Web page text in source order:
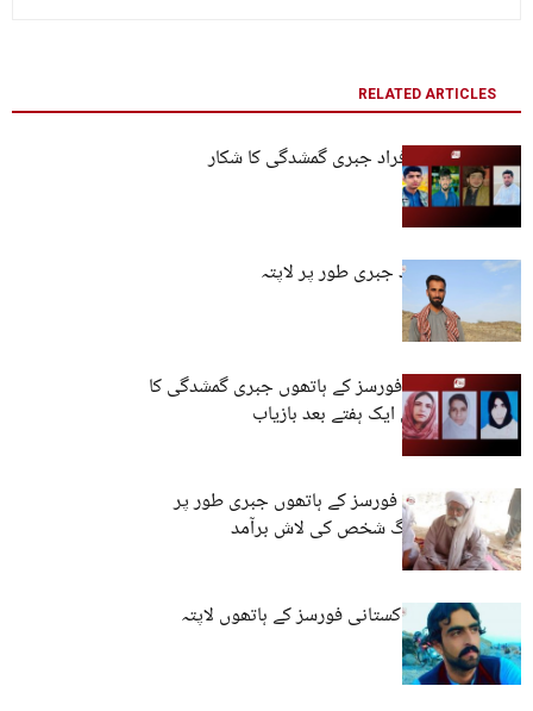
RELATED ARTICLES
بلوچستان: چار افراد جبری گمشدگی کا شکار
کراچی: تین افراد جبری طور پر لاپتہ
کوئٹہ: پاکستانی فورسز کے ہاتھوں جبری گمشدگی کا
شکار تین خواتین ایک ہفتے بعد بازیاب
لسبیلہ: پاکستانی فورسز کے ہاتھوں جبری طور پر
لاپتا کیے گئے بزرگ شخص کی لاش برآمد
کوئٹہ: نوجوان پاکستانی فورسز کے ہاتھوں لاپتہ